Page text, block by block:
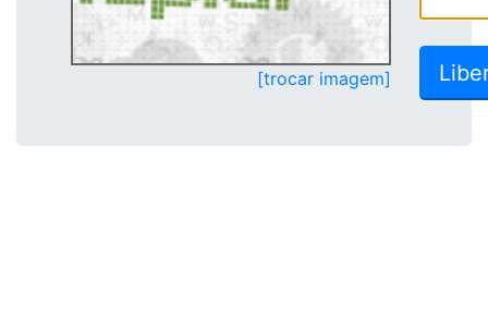
[trocar imagem]